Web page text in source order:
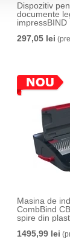
Dispozitiv
documente
impressBIND
297,05 lei
Masina de
CombBind
spire din
1495,99 lei